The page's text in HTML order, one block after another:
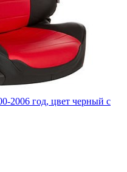
2006 год, цвет черный с